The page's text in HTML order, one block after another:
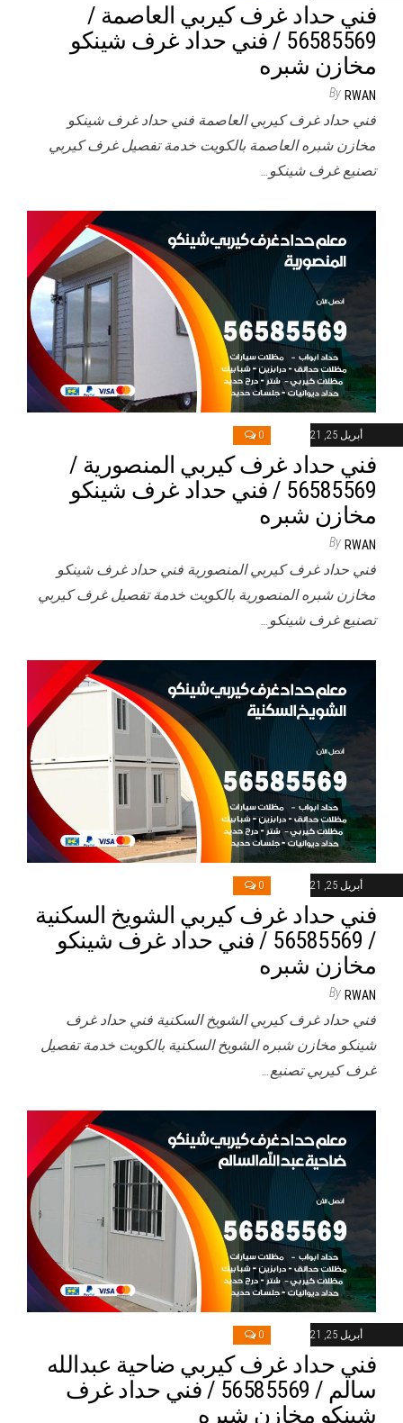
فني حداد غرف كيربي العاصمة /
56585569 / فني حداد غرف شينكو
مخازن شبره
By RWAN
فني حداد غرف كيربي العاصمة فني حداد غرف شينكو
مخازن شبره العاصمة بالكويت خدمة تفصيل غرف كيربي
تصنيع غرف شينكو…
أبريل 25, 2021 0
فني حداد غرف كيربي المنصورية /
56585569 / فني حداد غرف شينكو
مخازن شبره
By RWAN
فني حداد غرف كيربي المنصورية فني حداد غرف شينكو
مخازن شبره المنصورية بالكويت خدمة تفصيل غرف كيربي
تصنيع غرف شينكو…
أبريل 25, 2021 0
فني حداد غرف كيربي الشويخ السكنية
/ 56585569 / فني حداد غرف شينكو
مخازن شبره
By RWAN
فني حداد غرف كيربي الشويخ السكنية فني حداد غرف
شينكو مخازن شبره الشويخ السكنية بالكويت خدمة تفصيل
غرف كيربي تصنيع…
أبريل 25, 2021 0
فني حداد غرف كيربي ضاحية عبدالله
سالم / 56585569 / فني حداد غرف
شينكو مخازن شبره